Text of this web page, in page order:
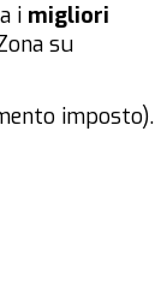
i migliori
su
imposto).